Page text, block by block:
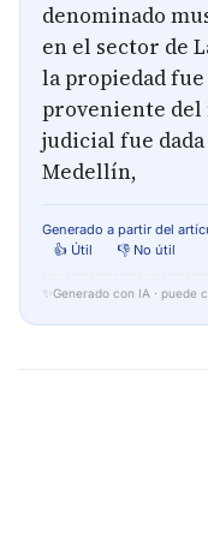
denominado
en el sector de
la propiedad
proveniente del
judicial fue
Medellín,
Generado a partir del
👍 Útil
👎 No útil
✨ Generado con IA · puede